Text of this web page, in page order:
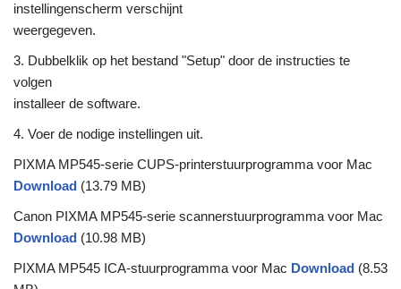
instellingenscherm verschijnt
weergegeven.
3. Dubbelklik op het bestand "Setup" door de instructies te
volgen
installeer de software.
4. Voer de nodige instellingen uit.
PIXMA MP545-serie CUPS-printerstuurprogramma voor Mac
Download (13.79 MB)
Canon PIXMA MP545-serie scannerstuurprogramma voor Mac
Download (10.98 MB)
PIXMA MP545 ICA-stuurprogramma voor Mac Download (8.53